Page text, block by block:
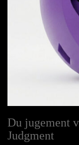
Du jugement
Judgment